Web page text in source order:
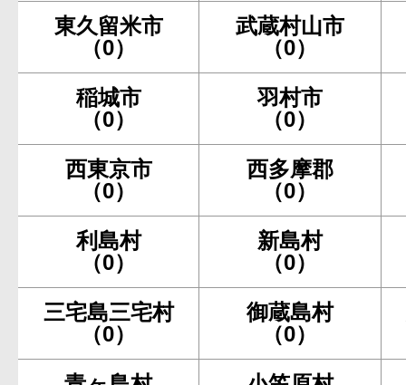
東久留米市
（0）
武蔵村山市
（0）
稲城市
（0）
羽村市
（0）
西東京市
（0）
西多摩郡
（0）
利島村
（0）
新島村
（0）
三宅島三宅村
（0）
御蔵島村
（0）